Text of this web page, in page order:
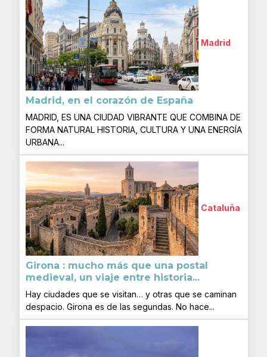
Madrid
Madrid, en el corazón de España
MADRID, ES UNA CIUDAD VIBRANTE QUE COMBINA DE
FORMA NATURAL HISTORIA, CULTURA Y UNA ENERGÍA
URBANA...
Cataluña
Girona : mucho más que una postal
medieval, un viaje entre historia...
Hay ciudades que se visitan… y otras que se caminan
despacio. Girona es de las segundas. No hace...